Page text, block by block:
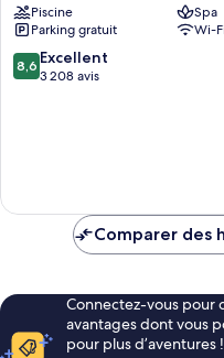
Resort
&
Spa
Zona
Piscine
Spa
Parking gratuit
Wi-
8.6
sur
8,6 Excellent
3 208 avis
Comparer des
Connectez-vous pour
avantages dont vous
pour plus d’aventures !